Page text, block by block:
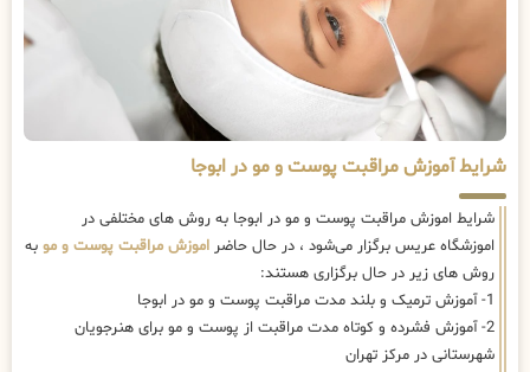
شرایط آموزش مراقبت پوست و مو در ابوجا
شرایط اموزش مراقبت پوست و مو در ابوجا به روش های مختلفی در
اموزشگاه عریس برگزار می‌شود ، در حال حاضر اموزش مراقبت پوست و مو به
روش های زیر در حال برگزاری هستند:
1- آموزش ترمیک و بلند مدت مراقبت پوست و مو در ابوجا
2- آموزش فشرده و کوتاه مدت مراقبت از پوست و مو برای هنرجویان
شهرستانی در مرکز تهران